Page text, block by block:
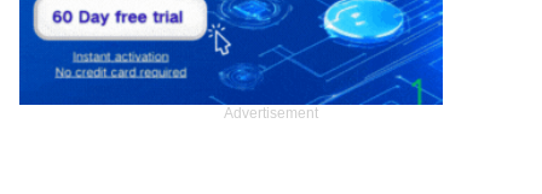
Advertisement